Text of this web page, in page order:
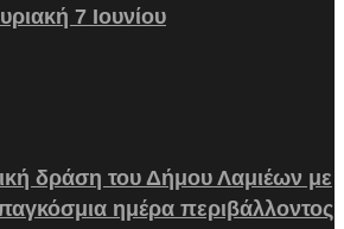
7 Ιουνίου
δράση του Δήμου Λαμιέων με
ημέρα περιβάλλοντος